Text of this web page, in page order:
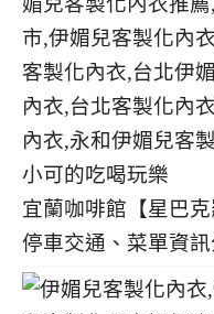
宜蘭咖啡館【星巴
停車交通、菜單資